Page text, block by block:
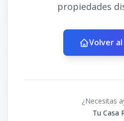
propiedades
Volver
¿Necesitas
Tu Casa